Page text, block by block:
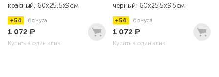
красный, 60x25,5x9см
+54 бонуса
1 072₽
Купить в один клик
черный, 60x25.5x9.5см
+54 бонуса
1 072₽
Купить в один клик